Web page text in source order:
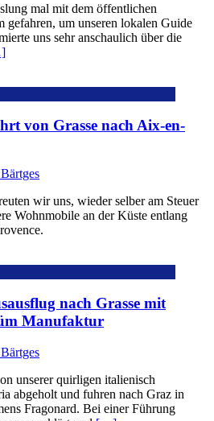
mal mit dem öffentlichen
gefahren, um unseren lokalen Guide
uns sehr anschaulich über die
von Grasse nach Aix-en-
wir uns, wieder selber am Steuer
Wohnmobile an der Küste entlang
nach Grasse mit
Manufaktur
unserer quirligen italienisch
abgeholt und fuhren nach Graz in
Fragonard. Bei einer Führung